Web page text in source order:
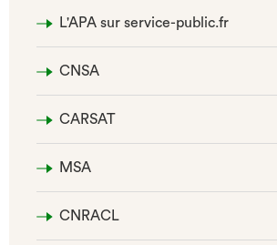
L'APA sur service-public.fr
CNSA
CARSAT
MSA
CNRACL